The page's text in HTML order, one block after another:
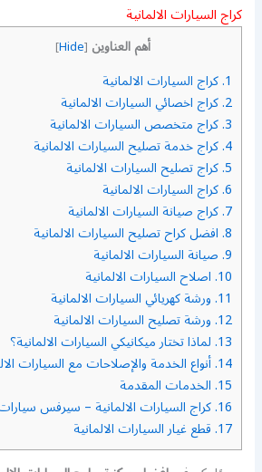
كراج السيارات الالمانية
أهم العناوين [
Hide
]
1. كراج السيارات الالمانية
2. كراج اخصائي السيارات الالمانية
3. كراج متخصص السيارات الالمانية
4. كراج خدمة تصليح السيارات الالمانية
5. كراج تصليح السيارات الالمانية
6. كراج السيارات الالمانية
7. كراج صيانة السيارات الالمانية
8. افضل كراح تصليح السيارات الالمانية
9. صيانة السيارات الالمانية
10. اصلاح السيارات الالمانية
11. ورشة كهريائي السيارات الالمانية
12. ورشة تصليح السيارات الالمانية
13. لماذا تختار ميكانيكي السيارات الالمانية؟
14. أنواع الخدمة والإصلاحات مع السيارات
15. الخدمات المقدمة
16. كراج السيارات الالمانية – سيرفس
17. قطع غيار السيارات الالمانية